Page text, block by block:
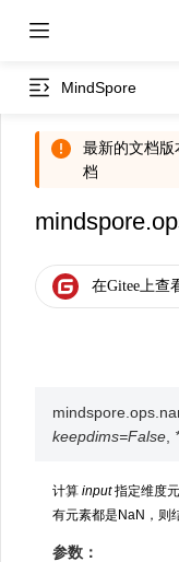
MindSpore
最新的文档
档
mindspore.ops.
keepdims=False
计算 input指定维度
有元素都是NaN，则
参数：